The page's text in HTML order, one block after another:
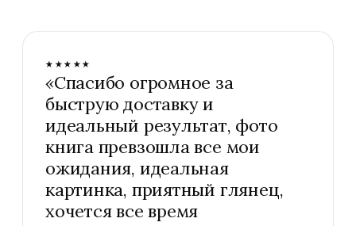
★★★★★
«Спасибо огромное за
быструю доставку и
идеальный результат, фото
книга превзошла все мои
ожидания, идеальная
картинка, приятный глянец,
хочется все время